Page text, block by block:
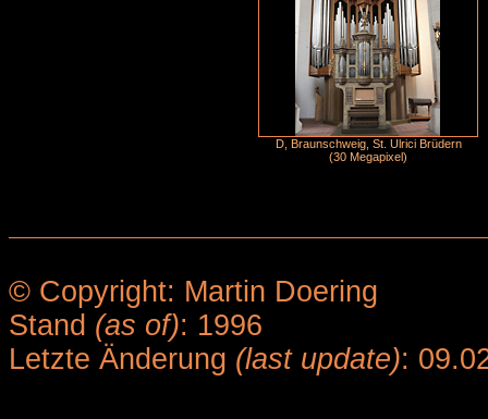
D, Braunschweig, St. Ulrici Brüdern
(30 Megapixel)
© Copyright: Martin Doering
Stand (as of): 1996
Letzte Änderung (last update):